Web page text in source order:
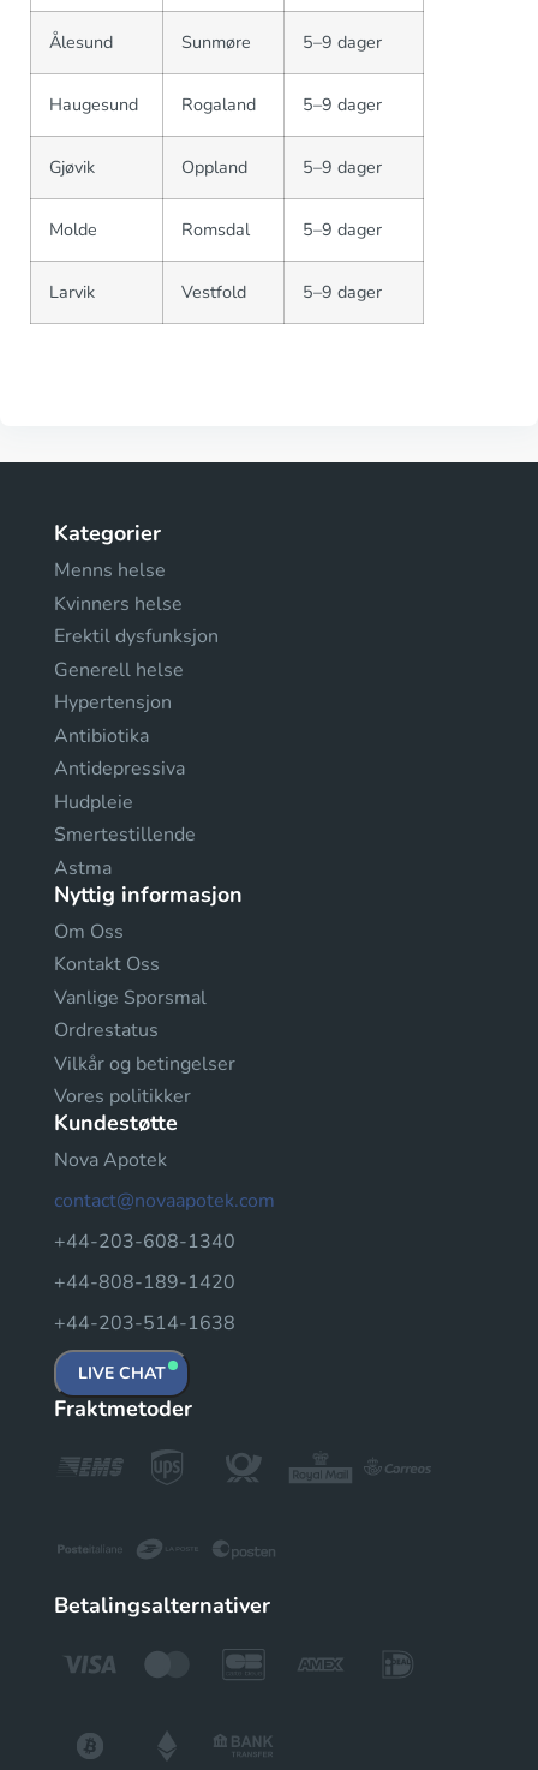
Ålesund Sunmøre 5–9 dager
Haugesund Rogaland 5–9 dager
Gjøvik Oppland 5–9 dager
Molde Romsdal 5–9 dager
Larvik Vestfold 5–9 dager
Kategorier
Menns helse
Kvinners helse
Erektil dysfunksjon
Generell helse
Hypertensjon
Antibiotika
Antidepressiva
Hudpleie
Smertestillende
Astma
Nyttig informasjon
Om Oss
Kontakt Oss
Vanlige Sporsmal
Ordrestatus
Vilkår og betingelser
Vores politikker
Kundestøtte
Nova Apotek
contact@novaapotek.com
+44-203-608-1340
+44-808-189-1420
+44-203-514-1638
LIVE CHAT
Fraktmetoder
Betalingsalternativer